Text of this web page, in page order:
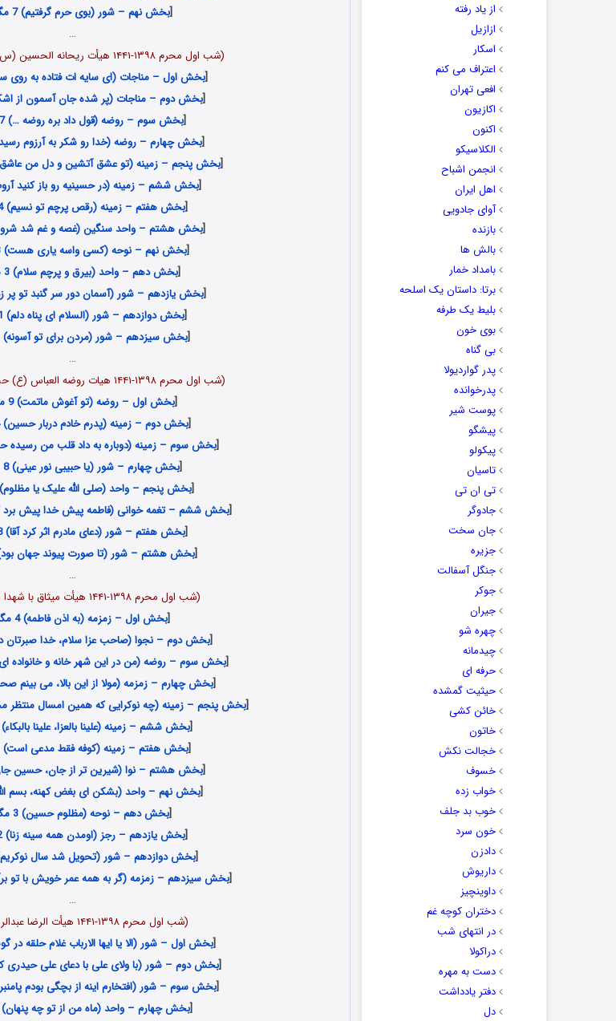
از یاد رفته
ازازیل
اسکار
اعتراف می کنم
افعی تهران
اکازیون
اکنون
الکلاسیکو
انجمن اشباح
اهل ایران
آوای جادویی
بازنده
بالش ها
بامداد خمار
برتا: داستان یک اسلحه
بلیط یک‌‌ طرفه
بوی خون
بی گناه
پدر گواردیولا
پدرخوانده
پوست شیر
پیشگو
پیکولو
تاسیان
تی ان تی
جادوگر
جان سخت
جزیره
جنگل آسفالت
جوکر
جیران
چهره شو
چیدمانه
حرفه ای
حیثیت گمشده
خائن کشی
خاتون
خجالت نکش
خسوف
خواب زده
خوب بد جلف
خون سرد
دادزن
داریوش
داوینچیز
دختران کوچه غم
در انتهای شب
دراکولا
دست به مهره
دفتر یادداشت
دل
[بخش نهم – شور (بوی حرم گرفتیم) 7 مگابایت
…
(شب اول محرم ۱۳۹۸-۱۴۴۱ هیأت ریحانه الحسین (س) مجید بنی فاطمه)
[بخش اول – مناجات (ای سایه ات فتاده به روی سرم) 8
[بخش دوم – مناجات (پر شده جان آسمون از اشک) 5
[بخش سوم – روضه (قول داد بره روضه …) 7 مگابایت
[بخش چهارم – روضه (خدا رو شکر به آرزوم رسیدم) 5
[بخش پنجم – زمینه (تو عشق آتشین و دل من عاشق ترین) 3
[بخش ششم – زمینه (در حسینیه رو باز کنید آروم) 6
[بخش هفتم – زمینه (رقص پرچم تو نسیم) 4 مگابایت
[بخش هشتم – واحد سنگین (غصه و غم شد شروع) 3
[بخش نهم – نوحه (کسی واسه یاری هست) 3 مگابایت
[بخش دهم – واحد (بیرق و پرچم سلام) 3 مگابایت
[بخش یازدهم – شور (آسمان دور سر گنبد تو پر زده) 1
[بخش دوازدهم – شور (السلام ای پناه دلم) 1 مگابایت
[بخش سیزدهم – شور (مردن برای تو آسونه) 3 مگابایت
…
(شب اول محرم ۱۳۹۸-۱۴۴۱ هیات روضه العباس (ع) حسین سیب سرخی)
[بخش اول – روضه (تو آغوش ماتمت) 9 مگابایت
[بخش دوم – زمینه (پدرم خادم دربار حسین) 4 مگابایت
[بخش سوم – زمینه (دوباره به داد قلب من رسیده حسین) 9
[بخش چهارم – شور (یا حبیبی نور عینی) 8 مگابایت
[بخش پنجم – واحد (صلی الله علیک یا مظلوم) 3 مگابایت
[بخش ششم – تغمه خوانی (فاطمه پیش خدا پیش برد کارش را)
[بخش هفتم – شور (دعای مادرم اثر کرد آقا) 8 مگابایت
[بخش هشتم – شور (تا صورت پیوند جهان بود) 4
…
(شب اول محرم ۱۳۹۸-۱۴۴۱ هیأت میثاق با شهدا میثم مطیعی)
[بخش اول – زمزمه (به اذن فاطمه) 4 مگابایت
[بخش دوم – نجوا (صاحب عزا سلام، خدا صبرتان دهد) 5
[بخش سوم – روضه (من در این شهر خانه و خانواده ای ندارم)
[بخش چهارم – زمزمه (مولا از این بالا، می بینم صحرا رو) 9
[بخش پنجم – زمینه (چه نوکرایی که همین امسال منتظر محرمت
[بخش ششم – زمینه (علینا بالعزا، علینا بالبکاء) 5
[بخش هفتم – زمینه (کوفه فقط مدعی است) 1 مگابایت
[بخش هشتم – نوا (شیرین تر از جان، حسین جان) 1
[بخش نهم – واحد (بشکن ای بغض کهنه، بسم الله) 2
[بخش دهم – نوحه (مظلوم حسین) 3 مگابایت
[بخش یازدهم – رجز (اومدن همه سینه زنا) 2 مگابایت
[بخش دوازدهم – شور (تحویل شد سال نوکریم) 3
[بخش سیزدهم – زمزمه (گر به همه عمر خویش با تو برآرم دمی)
…
(شب اول محرم ۱۳۹۸-۱۴۴۱ هیأت الرضا عبدالرضا هلالی)
[بخش اول – شور (الا یا ایها الارباب غلام حلقه در گوشم) 11
[بخش دوم – شور (با ولای علی با دعای علی حیدری کردی) 10
[بخش سوم – شور (افتخارم اینه از بچگی بودم پامنبری تو) 9
[بخش چهارم – واحد (ماه من از تو چه پنهان) 5